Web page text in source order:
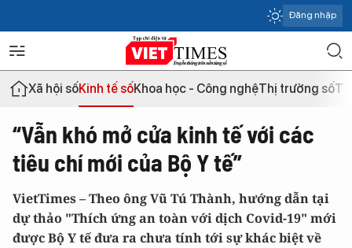
Đăng nhập
Xã hội sốKinh tế sốKhoa học - Công nghệThị trường số
“Vẫn khó mở cửa kinh tế với các
tiêu chí mới của Bộ Y tế”
VietTimes – Theo ông Vũ Tú Thành, hướng dẫn tại
dự thảo "Thích ứng an toàn với dịch Covid-19" mới
được Bộ Y tế đưa ra chưa tính tới sự khác biệt về